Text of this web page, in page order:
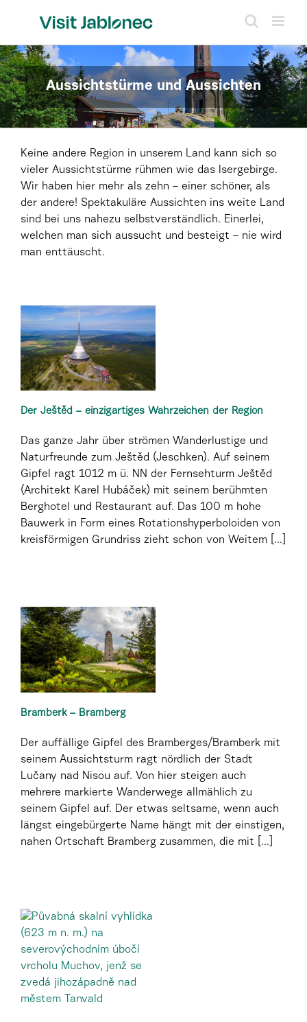
Aussichtstürme und Aussichten
Keine andere Region in unserem Land kann sich so
vieler Aussichtstürme rühmen wie das Isergebirge.
Wir haben hier mehr als zehn – einer schöner, als
der andere! Spektakuläre Aussichten ins weite Land
sind bei uns nahezu selbstverständlich. Einerlei,
welchen man sich aussucht und besteigt – nie wird
man enttäuscht.
Der Ještěd – einzigartiges Wahrzeichen der Region
Das ganze Jahr über strömen Wanderlustige und
Naturfreunde zum Ještěd (Jeschken). Auf seinem
Gipfel ragt 1012 m ü. NN der Fernsehturm Ještěd
(Architekt Karel Hubáček) mit seinem berühmten
Berghotel und Restaurant auf. Das 100 m hohe
Bauwerk in Form eines Rotationshyperboloiden von
kreisförmigen Grundriss zieht schon von Weitem [...]
Bramberk – Bramberg
Der auffällige Gipfel des Bramberges/Bramberk mit
seinem Aussichtsturm ragt nördlich der Stadt
Lučany nad Nisou auf. Von hier steigen auch
mehrere markierte Wanderwege allmählich zu
seinem Gipfel auf. Der etwas seltsame, wenn auch
längst eingebürgerte Name hängt mit der einstigen,
nahen Ortschaft Bramberg zusammen, die mit [...]